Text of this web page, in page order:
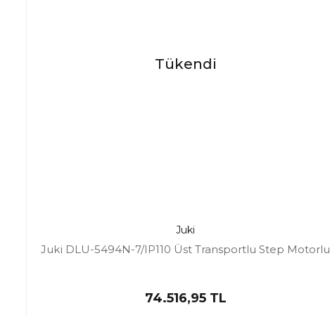
Tükendi
Juki
Juki DLU-5494N-7/IP110 Üst Transportlu Step Motorlu
74.516,95 TL